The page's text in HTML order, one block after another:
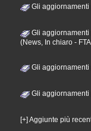
Gli
Gli aggiornamenti
(News, In chiaro -
Gli aggiornamenti
Gli aggiornamenti
[+] Aggiunte più